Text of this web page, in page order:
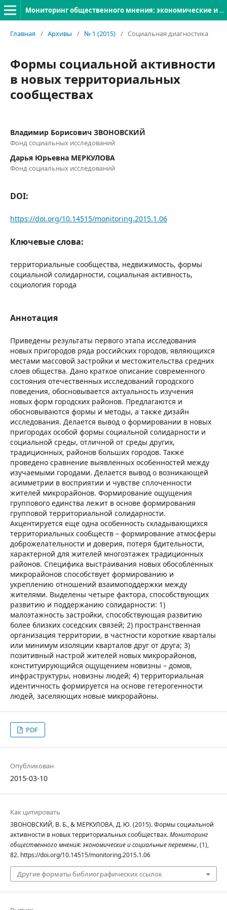
Мониторинг общественного мнения: экономические и социальные перемены
Главная / Архивы / № 1 (2015) / Социальная диагностика
Формы социальной активности
в новых территориальных
сообществах
Владимир Борисович ЗВОНОВСКИЙ
Фонд социальных исследований
Дарья Юрьевна МЕРКУЛОВА
Фонд социальных исследований
DOI:
https://doi.org/10.14515/monitoring.2015.1.06
Ключевые слова:
территориальные сообщества, недвижимость, формы
социальной солидарности, социальная активность,
социология города
Аннотация
Приведены результаты первого этапа исследования
новых пригородов ряда российских городов, являющихся
местами массовой застройки и местожительства средних
слоев общества. Дано краткое описание современного
состояния отечественных исследований городского
поведения, обосновывается актуальность изучения
новых форм городских районов. Предлагаются и
обосновываются формы и методы, а также дизайн
исследования. Делается вывод о формировании в новых
пригородах особой формы социальной солидарности и
социальной среды, отличной от среды других,
традиционных, районов больших городов. Также
проведено сравнение выявленных особенностей между
изучаемыми городами. Делается вывод о возникающей
асимметрии в восприятии и чувстве сплоченности
жителей микрорайонов. Формирование ощущения
группового единства лежит в основе формирования
групповой территориальной солидарности.
Акцентируется еще одна особенность складывающихся
территориальных сообществ – формирование атмосферы
доброжелательности и доверия, потеря бдительности,
характерной для жителей многоэтажек традиционных
районов. Специфика выстраивания новых обособленных
микрорайонов способствует формированию и
укреплению отношений взаимоподдержки между
жителями. Выделены четыре фактора, способствующих
развитию и поддержанию солидарности: 1)
малоэтажность застройки, способствующая развитию
более близких соседских связей; 2) пространственная
организация территории, в частности короткие кварталы
или минимум изоляции кварталов друг от друга; 3)
позитивный настрой жителей новых микрорайонов,
конституирующийся ощущением новизны – домов,
инфраструктуры, новизны людей; 4) территориальная
идентичность формируется на основе гетерогенности
людей, заселяющих новые микрорайоны.
PDF
Опубликован
2015-03-10
Как цитировать
ЗВОНОВСКИЙ, В. Б., & МЕРКУЛОВА, Д. Ю. (2015). Формы социальной
активности в новых территориальных сообществах.Мониторинг
общественного мнения: экономические и социальные перемены, (1),
82. https://doi.org/10.14515/monitoring.2015.1.06
Другие форматы библиографических ссылок